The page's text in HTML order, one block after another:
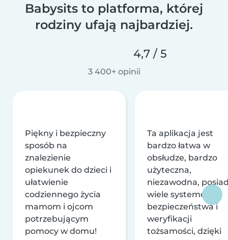
Babysits to platforma, której
rodziny ufają najbardziej.
4,7 / 5
3 400+ opinii
Piękny i bezpieczny
sposób na
znalezienie
opiekunek do dzieci i
ułatwienie
codziennego życia
mamom i ojcom
potrzebującym
pomocy w domu!
Ta aplikacja jest
bardzo łatwa w
obsłudze, bardzo
użyteczna,
niezawodna,
wiele systemów
bezpieczeństwa i
weryfikacji
tożsamości, dzięki